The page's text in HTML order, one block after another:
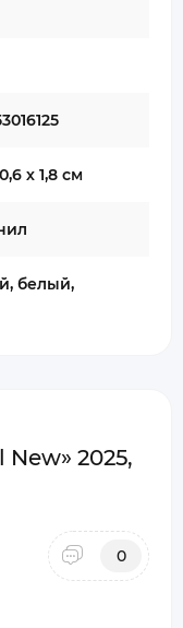
х 1,8 см
белый,
2025,
0